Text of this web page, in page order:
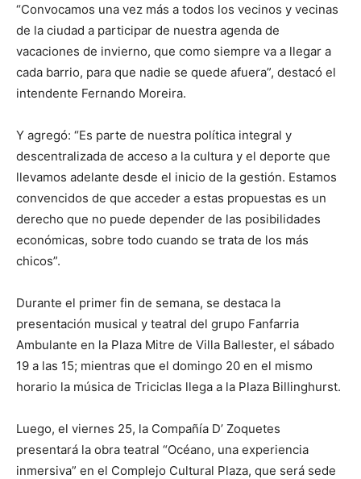
“Convocamos una vez más a todos los vecinos y vecinas
de la ciudad a participar de nuestra agenda de
vacaciones de invierno, que como siempre va a llegar a
cada barrio, para que nadie se quede afuera”, destacó el
intendente Fernando Moreira.
Y agregó: “Es parte de nuestra política integral y
descentralizada de acceso a la cultura y el deporte que
llevamos adelante desde el inicio de la gestión. Estamos
convencidos de que acceder a estas propuestas es un
derecho que no puede depender de las posibilidades
económicas, sobre todo cuando se trata de los más
chicos”.
Durante el primer fin de semana, se destaca la
presentación musical y teatral del grupo Fanfarria
Ambulante en la Plaza Mitre de Villa Ballester, el sábado
19 a las 15; mientras que el domingo 20 en el mismo
horario la música de Triciclas llega a la Plaza Billinghurst.
Luego, el viernes 25, la Compañía D’ Zoquetes
presentará la obra teatral “Océano, una experiencia
inmersiva” en el Complejo Cultural Plaza, que será sede